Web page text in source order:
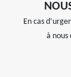
En cas
à nous